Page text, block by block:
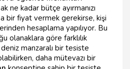
ne kadar bütçe ayırmanızı
bir fiyat vermek gerekirse, kişi
hesaplama yapılıyor. Bu
olanaklara göre farklılık
manzaralı bir tesiste
daha mütevazı bir